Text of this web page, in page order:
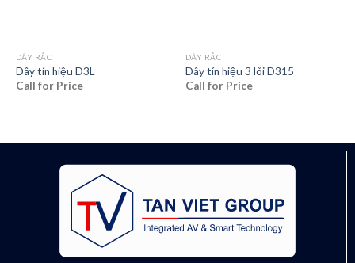
DÂY RẮC
Dây tín hiệu D3L
Call for Price
DÂY RẮC
Dây tín hiệu 3 lõi D315
Call for Price